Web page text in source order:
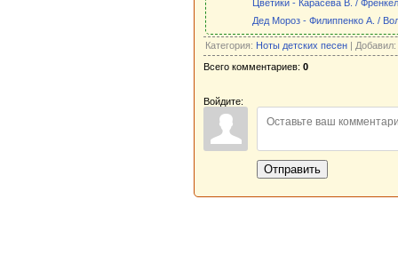
Цветики - Карасева В. /
Дед Мороз - Филиппенко А. /
Категория: Ноты детских песен | Добавил:
Всего комментариев: 0
Войдите:
Отправить